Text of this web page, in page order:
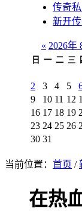
传奇
新开
« 2026年
日 一 二 三
2
3 4 5
9
10 11 12
16 17 18 19
23 24 25 26
30 31
当前位置： 首页 /
在热